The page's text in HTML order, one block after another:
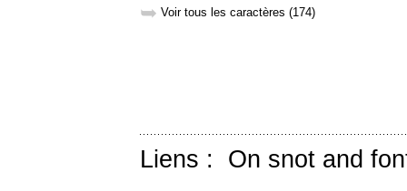
➥ Voir tous les caractères (174)
Liens : On snot and